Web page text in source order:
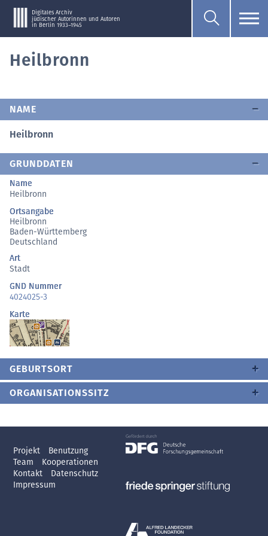
Digitales Archiv
jüdischer Autorinnen und Autoren
in Berlin 1933–1945
Heilbronn
NAME
Heilbronn
GRUNDDATEN
Name
Heilbronn
Ortsangabe
Heilbronn
Baden-Württemberg
Deutschland
Art
Stadt
GND Nummer
4024025-3
Karte
GEBURTSORT
ORGANISATIONSSITZ
Projekt
Benutzung
Team
Kooperationen
Kontakt
Datenschutz
Impressum